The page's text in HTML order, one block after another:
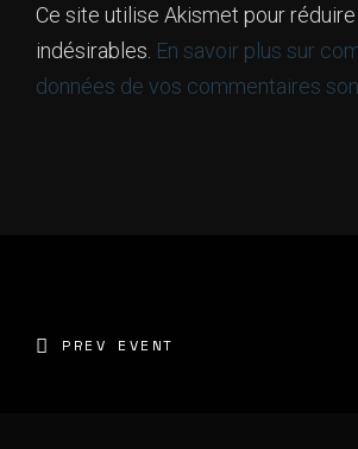
Ce site utilise Akismet pour
indésirables. En savoir plus sur
données de vos commentaires
PREV EVENT